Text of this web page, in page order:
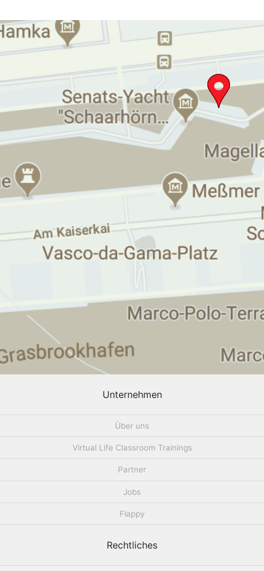
Unternehmen
Über uns
Virtual Life Classroom Trainings
Partner
Jobs
Flappy
Rechtliches